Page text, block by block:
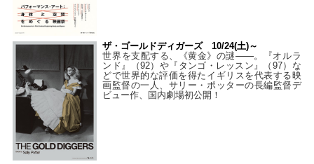
ザ・ゴールドディガーズ 10/24(土)～
世界を支配する、《黄金》の謎――。『オルラ
ンド』（92）や『タンゴ・レッスン』（97）な
どで世界的な評価を得たイギリスを代表する映
画監督の一人、サリー・ポッターの長編監督デ
ビュー作、国内劇場初公開！